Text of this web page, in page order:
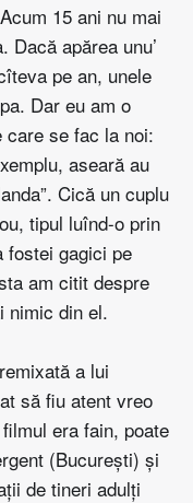
15 ani nu mai
Dacă apărea unu’
pe an, unele
Dar eu am o
care se fac la noi:
aseară au
Cică un cuplu
tipul luînd-o prin
fostei gagici pe
am citit despre
nimic din el.
a lui
să fiu atent vreo
era fain, poate
(Bucureşti) şi
de tineri adulţi